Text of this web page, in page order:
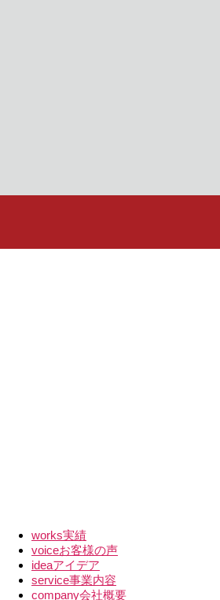
works実績
voiceお客様の声
ideaアイデア
service事業内容
company会社概要